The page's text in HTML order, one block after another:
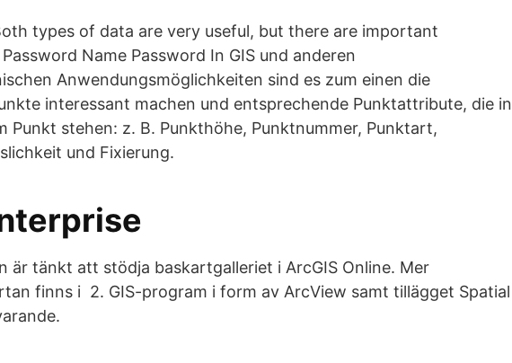
types of data are very useful, but there are important
Name Password In GIS und anderen
Anwendungsmöglichkeiten sind es zum einen die
interessant machen und entsprechende Punktattribute, die in
Punkt stehen: z. B. Punkthöhe, Punktnummer, Punktart,
und Fixierung.
är tänkt att stödja baskartgalleriet i ArcGIS Online. Mer
finns i 2. GIS-program i form av ArcView samt tillägget Spatial